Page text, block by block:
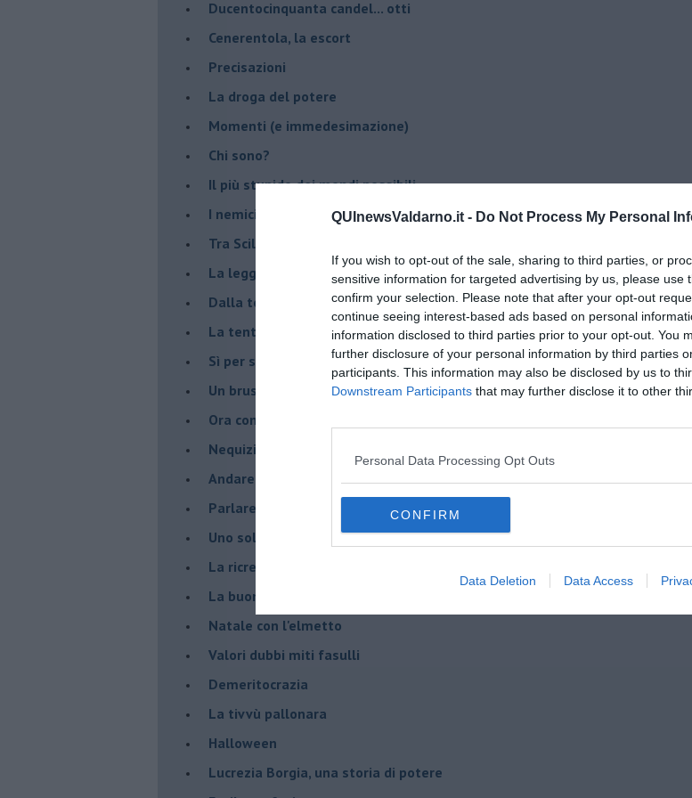
QUInewsValdarno.it - Do Not Process My Personal
If you wish to opt-out of the sale, sharing to third parties, or
sensitive information for targeted advertising by us, please use
confirm your selection. Please note that after your opt-out
continue seeing interest-based ads based on personal
information disclosed to third parties prior to your opt-out. You
further disclosure of your personal information by third parties
participants. This information may also be disclosed by us to
Downstream Participants that may further disclose it to other
Personal Data Processing Opt Outs
CONFIRM
Data Deletion Data Access
Ducentocinquanta candel... otti
Cenerentola, la escort
Precisazioni
La droga del potere
Momenti (e immedesimazione)
Chi sono?
Il più stupido dei mondi possibili
I nemici della verità
Tra Scilla e Cariddi
La legge del più forte
Dalla terra alla luna
La tentazione
​Sì per sempre? O no al momento?
Un brusco risveglio
Ora come allora
Nequizia
Andare oltre lo specchio
Parlare con la televisione
Uno solo al comando?
La ricreazione è finita
La buona notizia
Natale con l'elmetto
Valori dubbi miti fasulli
Demeritocrazia
La tivvù pallonara
Halloween
​Lucrezia Borgia, una storia di potere